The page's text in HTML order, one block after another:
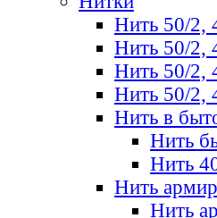
Нить 50/2,
Нить 50/
Нить 50/2,
Нить 50/2,
Нить в
Нить
Нить
Нить
Нить